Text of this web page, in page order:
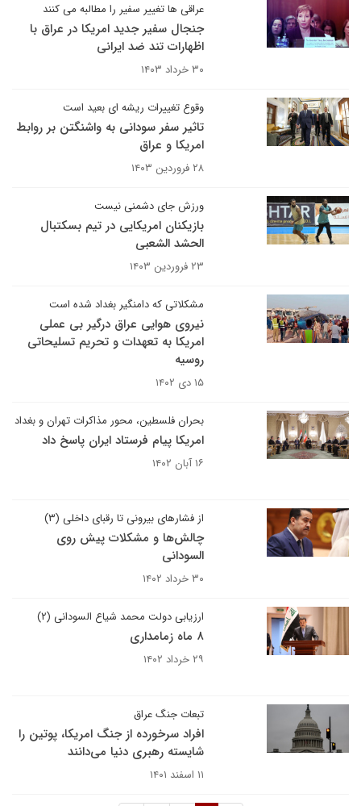
عراقی ها تغییر سفیر را مطالبه می کنند
جنجال سفیر جدید امریکا در عراق با
اظهارات تند ضد ایرانی
۳۰ خرداد ۱۴۰۳
وقوع تغییرات ریشه ای بعید است
تاثیر سفر سودانی به واشنگتن بر روابط
امریکا و عراق
۲۸ فروردین ۱۴۰۳
ورزش جای دشمنی نیست
بازیکنان امریکایی در تیم بسکتبال
الحشد الشعبی
۲۳ فروردین ۱۴۰۳
مشکلاتی که دامنگیر بغداد شده است
نیروی هوایی عراق درگیر بی عملی
امریکا به تعهدات و تحریم تسلیحاتی
روسیه
۱۵ دی ۱۴۰۲
بحران فلسطین، محور مذاکرات تهران و بغداد
امریکا پیام فرستاد ایران پاسخ داد
۱۶ آبان ۱۴۰۲
از فشارهای بیرونی تا رقبای داخلی (۳)
چالش‌ها و مشکلات پیش روی
السودانی
۳۰ خرداد ۱۴۰۲
ارزیابی دولت محمد شیاع السودانی (۲)
۸ ماه زمامداری
۲۹ خرداد ۱۴۰۲
تبعات جنگ عراق
افراد سرخورده از جنگ‌ امریکا، پوتین را
شایسته رهبری دنیا می‌دانند
۱۱ اسفند ۱۴۰۱